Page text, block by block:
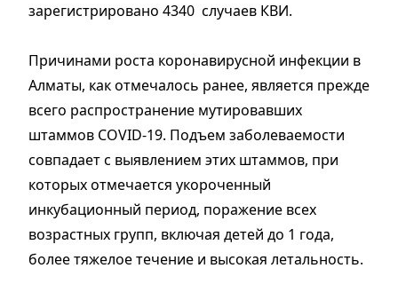
зарегистрировано 4340 случаев КВИ.
Причинами роста коронавирусной инфекции в
Алматы, как отмечалось ранее, является прежде
всего распространение мутировавших
штаммов COVID-19. Подъем заболеваемости
совпадает с выявлением этих штаммов, при
которых отмечается укороченный
инкубационный период, поражение всех
возрастных групп, включая детей до 1 года,
более тяжелое течение и высокая летальность.